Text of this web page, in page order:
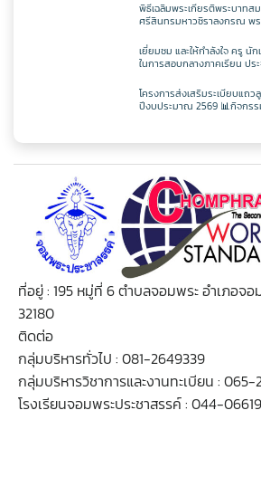
พิธีเฉลิมพระเกียรติพระบาทส
ศรีสินทรมหาวชิราลงกรณ พร
พระชนมพรรษา 27 กรกฎาคม
เยี่ยมชม และให้กำลังใจ ครู
ในการสอบกลางภาคเรียน ปร
โครงการส่งเสริมระเบียบแถว
ปีงบประมาณ 2569 📊กิจกร
ที่อยู่ : 195 หมู่ที่ 6 ตำบลจอมพระ อำเภอจ
32180
ติดต่อ
กลุ่มบริหารทั่วไป : 081-2649339
กลุ่มบริหารวิชาการและงานทะเบียน : 065-
โรงเรียนจอมพระประชาสรรค์ : 044-